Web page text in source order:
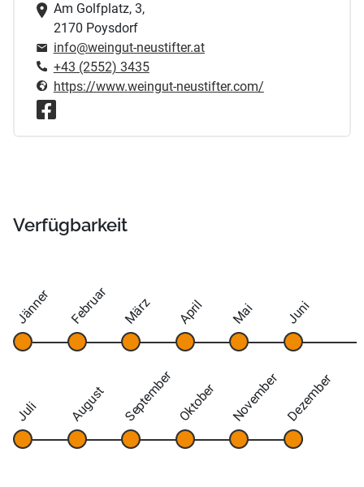
Am Golfplatz, 3,
2170 Poysdorf
info@weingut-neustifter.at
+43 (2552) 3435
https://www.weingut-neustifter.com/
Verfügbarkeit
Jänner Februar März April Mai Juni
Juli August September Oktober November Dezember